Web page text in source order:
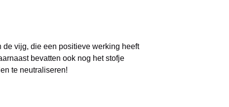
de vijg, die een positieve werking heeft
bevatten ook nog het stofje
te neutraliseren!